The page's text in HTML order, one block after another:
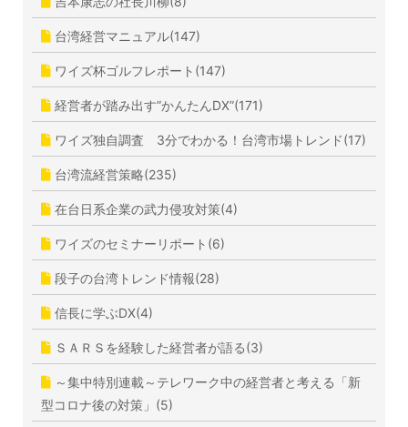
台湾経営マニュアル(147)
ワイズ杯ゴルフレポート(147)
経営者が踏み出す”かんたんDX”(171)
ワイズ独自調査 3分でわかる！台湾市場トレンド(17)
台湾流経営策略(235)
在台日系企業の武力侵攻対策(4)
ワイズのセミナーリポート(6)
段子の台湾トレンド情報(28)
信長に学ぶDX(4)
ＳＡＲＳを経験した経営者が語る(3)
～集中特別連載～テレワーク中の経営者と考える「新
型コロナ後の対策」(5)